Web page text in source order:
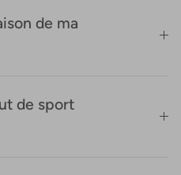
de ma
de sport